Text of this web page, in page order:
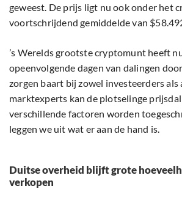
geweest. De prijs ligt nu ook onder het
voortschrijdend gemiddelde van
’s Werelds grootste cryptomunt heeft
opeenvolgende dagen van dalingen
zorgen baart bij zowel investeerders als
marktexperts kan de plotselinge
verschillende factoren worden
leggen we uit wat er aan de hand is.
Duitse overheid blijft grote
verkopen